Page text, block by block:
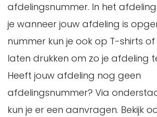
afdelingsnummer. In het
je wanneer jouw afdeling is
nummer kun je ook op T-shirts
laten drukken om zo je afdeling
Heeft jouw afdeling nog geen
afdelingsnummer? Via
kun je er een aanvragen. Bekijk